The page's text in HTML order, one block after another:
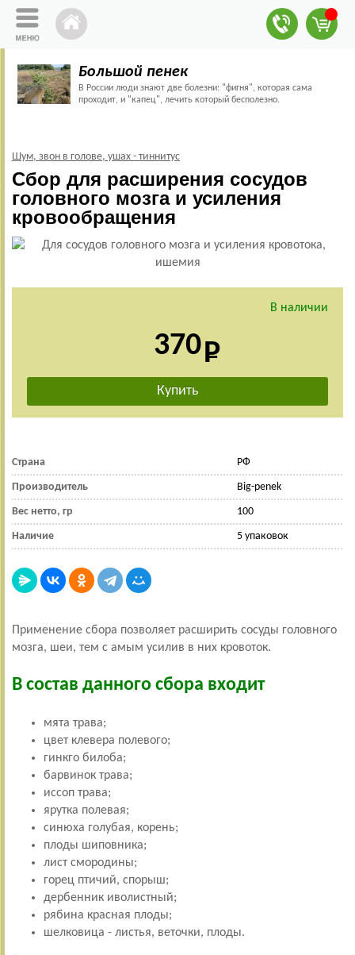
Большой пенек
В России люди знают две болезни: "фигня", которая сама
проходит, и "капец", лечить который бесполезно.
Шум, звон в голове, ушах - тиннитус
Сбор для расширения сосудов
головного мозга и усиления
кровообращения
В наличии
370
Страна РФ
Производитель Big-penek
Вес нетто, гр 100
Наличие 5 упаковок
Применение сбора позволяет расширить сосуды головного
мозга, шеи, тем с амым усилив в них кровоток.
В состав данного сбора входит
мята трава;
цвет клевера полевого;
гинкго билоба;
барвинок трава;
иссоп трава;
ярутка полевая;
синюха голубая, корень;
плоды шиповника;
лист смородины;
горец птичий, спорыш;
дербенник иволистный;
рябина красная плоды;
шелковица - листья, веточки, плоды.